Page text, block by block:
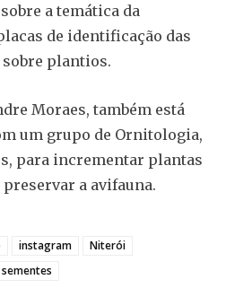
a temática da
de identificação das
plantios.
Moraes, também está
um grupo de Ornitologia,
para incrementar plantas
a avifauna.
instagram
Niterói